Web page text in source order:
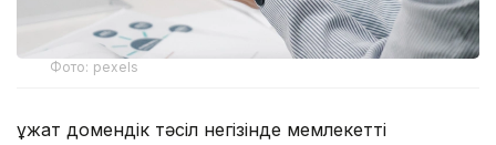
Фото: pexels
Құжат домендік тәсіл негізінде мемлекетті